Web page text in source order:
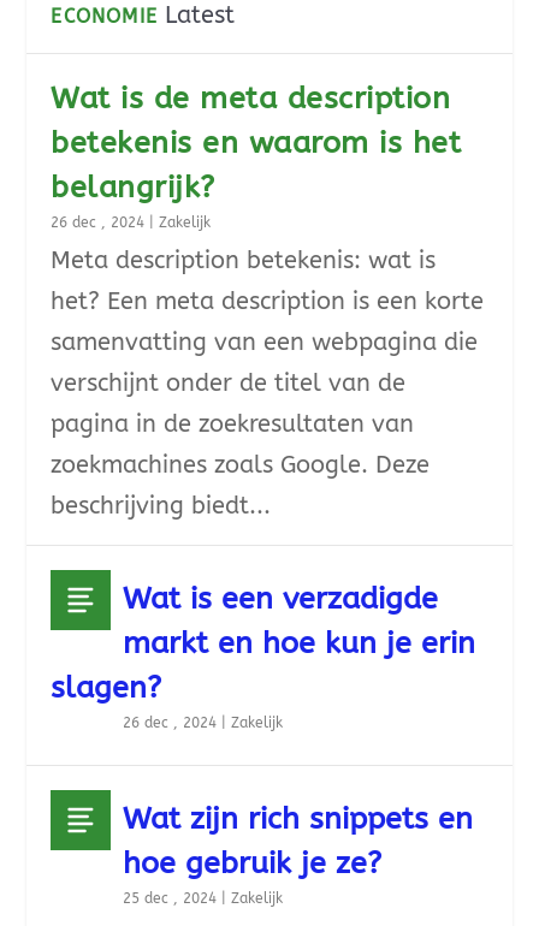
ECONOMIE Latest
Wat is de meta description
betekenis en waarom is het
belangrijk?
26 dec , 2024 |Zakelijk
Meta description betekenis: wat is
het? Een meta description is een korte
samenvatting van een webpagina die
verschijnt onder de titel van de
pagina in de zoekresultaten van
zoekmachines zoals Google. Deze
beschrijving biedt...
Wat is een verzadigde
markt en hoe kun je erin
slagen?
26 dec , 2024 |Zakelijk
Wat zijn rich snippets en
hoe gebruik je ze?
25 dec , 2024 |Zakelijk